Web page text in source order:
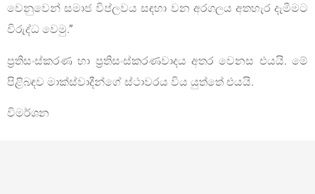
වෙනුවෙන් සමාජ විප්ලවය සඳහා වන අරගලය අතහැර දැමීමට
විරුද්ධ වෙමු.”
ප්‍රතිසංස්කරණ හා ප්‍රතිසංස්කරණවාදය අතර වෙනස එයයි. මේ
පිළිබඳව මාක්ස්වාදීන්ගේ ස්ථාවරය විය යුත්තේ එයයි.
විමර්ශන